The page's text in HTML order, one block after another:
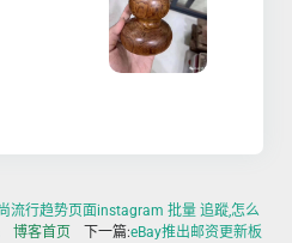
流行趋势页面instagram 批量 追蹤,怎么
博客首页 下一篇:eBay推出邮资更新板